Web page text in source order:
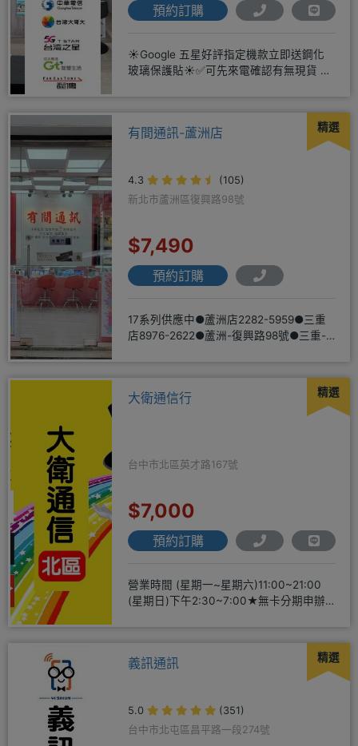
預約訂購
☀️Google 五星好評指定機款立即送鋼化
玻璃保護貼☀️✅可先來電確認有無現貨 ☎️
精選
有間通訊-蘆洲店
4.3
(105)
新北市蘆洲區復興路98號
$7,490
預約訂購
17系列供應中●蘆洲店2282-5959●三重
店8976-2622●蘆洲-復興路98號●三重-
精選
大衛通信行
台中市北區英才路167號
$7,000
預約訂購
營業時間 (星期一~星期六)11:00~21:00
(星期日)下午2:30~7:00★無卡分期申辦
精選
義訊通訊
5.0
(351)
台中市北屯區昌平路一段274號